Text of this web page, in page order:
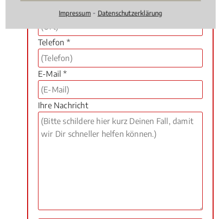
Telefon *
E-Mail *
Ihre Nachricht
Impressum ⁃ Datenschutzerklärung